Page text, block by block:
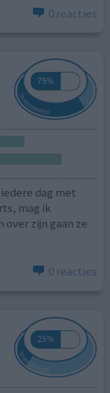
0 reacties
dag met
mag ik
zijn gaan ze
0 reacties